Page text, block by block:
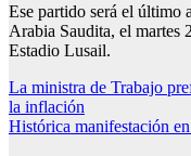
Ese partido será el último
Arabia Saudita, el martes
Estadio Lusail.
Navegación
de
La ministra de Trabajo
la inflación
Histórica manifestación